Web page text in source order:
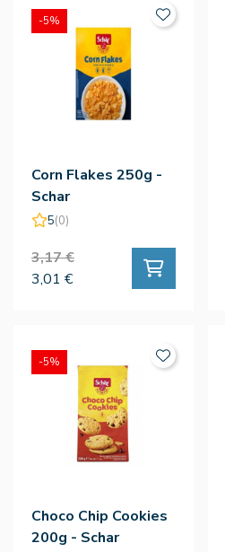
Corn Flakes 250g -
Schar
5(0)
3,17 €
3,01 €
-5%
Choco Chip Cookies
200g - Schar
-5%